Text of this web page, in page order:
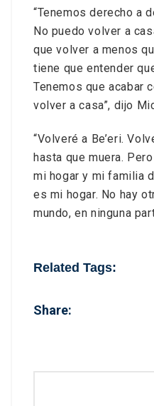
“Tenemos derecho a
No puedo volver a
que volver a menos
tiene que entender
Tenemos que acabar
volver a casa”, dijo
“Volveré a Be’eri.
hasta que muera.
mi hogar y mi familia
es mi hogar. No hay
mundo, en ninguna
Related Tags:
Share: